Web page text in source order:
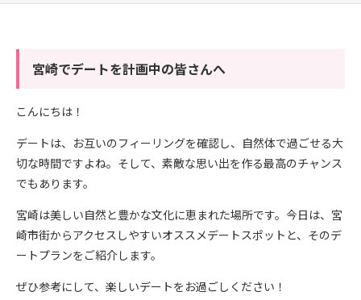
宮崎でデートを計画中の皆さんへ
こんにちは！
デートは、お互いのフィーリングを確認し、自然体で過ごせる大
切な時間ですよね。そして、素敵な思い出を作る最高のチャンス
でもあります。
宮崎は美しい自然と豊かな文化に恵まれた場所です。今日は、宮
崎市街からアクセスしやすいオススメデートスポットと、そのデ
ートプランをご紹介します。
ぜひ参考にして、楽しいデートをお過ごしください！